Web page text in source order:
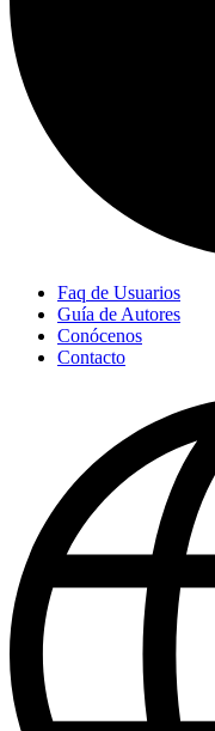
Faq de Usuarios
Guía de Autores
Conócenos
Contacto